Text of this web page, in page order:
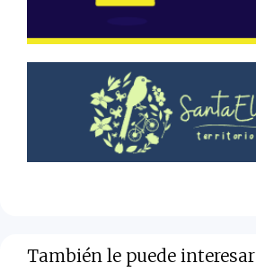
También le puede interesar